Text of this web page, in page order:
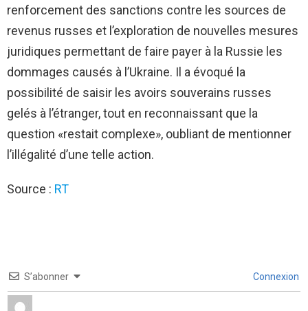
renforcement des sanctions contre les sources de
revenus russes et l’exploration de nouvelles mesures
juridiques permettant de faire payer à la Russie les
dommages causés à l’Ukraine. Il a évoqué la
possibilité de saisir les avoirs souverains russes
gelés à l’étranger, tout en reconnaissant que la
question «restait complexe», oubliant de mentionner
l’illégalité d’une telle action.
Source : RT
S’abonner Connexion